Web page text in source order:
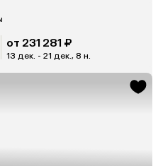
от 231 281 ₽
13 дек. - 21 дек., 8 н.